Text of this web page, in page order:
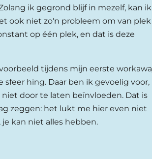
ik gegrond blijf in mezelf, kan ik
ook niet zo'n probleem om van plek
op één plek, en dat is deze
tijdens mijn eerste
hing. Daar ben ik gevoelig voor,
door te laten beïnvloeden. Dat is
zeggen: het lukt me hier even niet
je kan niet alles hebben.